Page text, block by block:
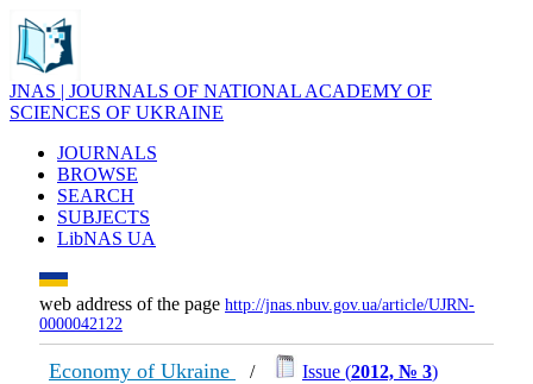
JNAS | JOURNALS OF NATIONAL ACADEMY OF
SCIENCES OF UKRAINE
JOURNALS
BROWSE
SEARCH
SUBJECTS
LibNAS UA
web address of the page http://jnas.nbuv.gov.ua/article/UJRN-
0000042122
Economy of Ukraine / Issue (2012, № 3)